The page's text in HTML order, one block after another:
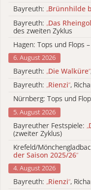
Bayreuth: „Brünnhilde
Bayreuth: „Das
des zweiten Zyklus
Hagen: Tops und Flops –
6. August 2026
Bayreuth: „Die Walküre“
Bayreuth: „Rienzi“,
Nürnberg: Tops und
5. August 2026
Bayreuther Festspiele: „
(zweiter Zyklus)
Krefeld/
der Saison 2025/26“
4. August 2026
Bayreuth: „Rienzi“,